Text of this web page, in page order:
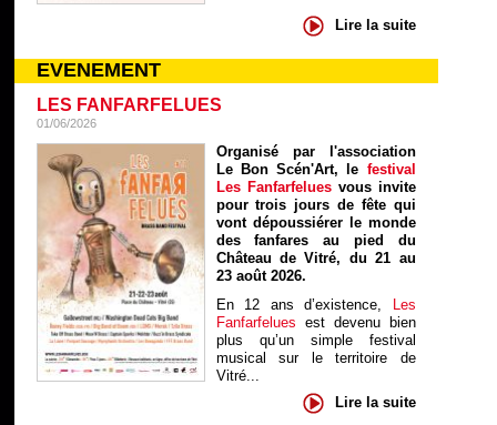
Lire la suite
EVENEMENT
LES FANFARFELUES
01/06/2026
Organisé par l'association
Le Bon Scén'Art, le festival
Les Fanfarfelues vous invite
pour trois jours de fête qui
vont dépoussiérer le monde
des fanfares au pied du
Château de Vitré, du 21 au
23 août 2026.
En 12 ans d’existence, Les
Fanfarfelues est devenu bien
plus qu’un simple festival
musical sur le territoire de
Vitré...
Lire la suite